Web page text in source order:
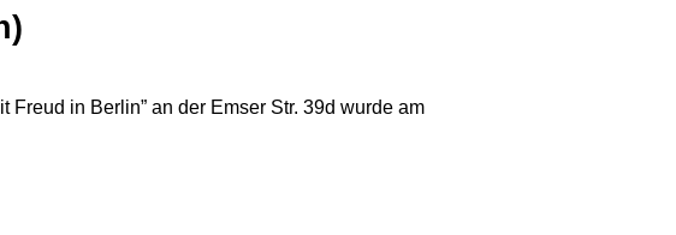
Freud in Berlin” an der Emser Str. 39d wurde am